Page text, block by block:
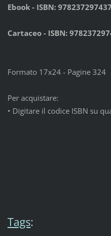
Ebook - ISBN:
Cartaceo - ISBN:
Formato 17x24 - Pagine 324
Per acquistare:
• Digitare il codice ISBN su
Tags: